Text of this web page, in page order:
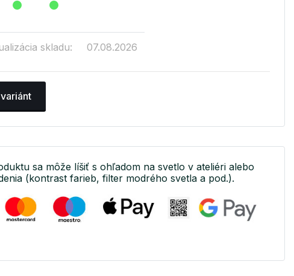
skladu: 07.08.2026
sa môže líšiť s ohľadom na svetlo v ateliéri alebo
(kontrast farieb, filter modrého svetla a pod.).